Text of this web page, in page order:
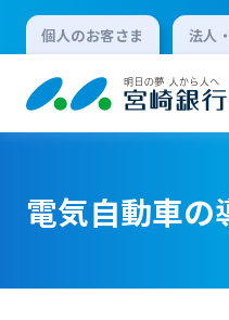
個人のお客さま 法人
個人向けインタ
ロ
電気自動車の